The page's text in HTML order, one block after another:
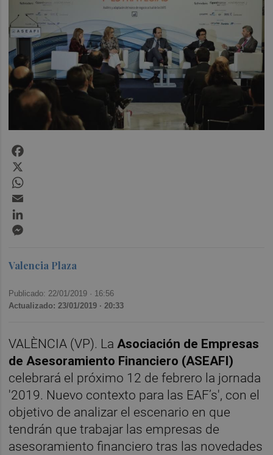
Valencia Plaza
Publicado: 22/01/2019 · 16:56
Actualizado: 23/01/2019 · 20:33
VALÈNCIA (VP). La Asociación de Empresas
de Asesoramiento Financiero (ASEAFI)
celebrará el próximo 12 de febrero la jornada
'2019. Nuevo contexto para las EAF’s', con el
objetivo de analizar el escenario en que
tendrán que trabajar las empresas de
asesoramiento financiero tras las novedades